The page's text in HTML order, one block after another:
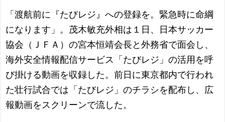
「渡航前に『たびレジ』への登録を。緊急時に命綱
になります」。茂木敏充外相は１日、日本サッカー
協会（ＪＦＡ）の宮本恒靖会長と外務省で面会し、
海外安全情報配信サービス「たびレジ」の活用を呼
び掛ける動画を収録した。前日に東京都内で行われ
た壮行試合では「たびレジ」のチラシを配布し、広
報動画をスクリーンで流した。